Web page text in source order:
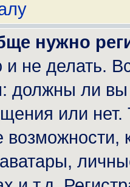
нужно
не делать.
должны ли вы
или